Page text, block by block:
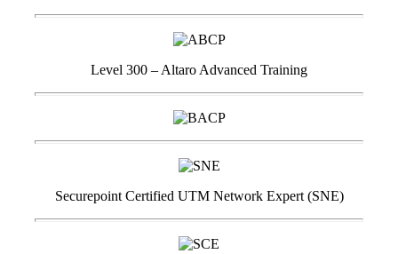
Level 300 – Altaro Advanced Training
Securepoint Certified UTM Network Expert (SNE)